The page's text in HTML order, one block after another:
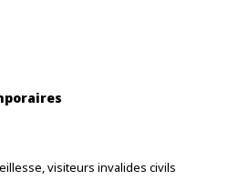
visiteurs invalides civils